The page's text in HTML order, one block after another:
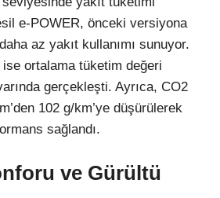
e-POWER, önceki versiyona
az yakıt kullanımı sunuyor.
ortalama tüketim değeri
gerçekleşti. Ayrıca, CO2
102 g/km’ye düşürülerek
sağlandı.
ve Gürültü